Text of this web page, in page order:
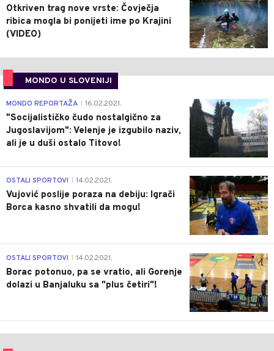
Otkriven trag nove vrste: Čovječja
ribica mogla bi ponijeti ime po Krajini
(VIDEO)
MONDO U SLOVENIJI
4
MONDO REPORTAŽA 16.02.2021.
"Socijalističko čudo nostalgično za
Jugoslavijom": Velenje je izgubilo naziv,
ali je u duši ostalo Titovo!
1
OSTALI SPORTOVI 14.02.2021.
Vujović poslije poraza na debiju: Igrači
Borca kasno shvatili da mogu!
3
OSTALI SPORTOVI 14.02.2021.
Borac potonuo, pa se vratio, ali Gorenje
dolazi u Banjaluku sa "plus četiri"!